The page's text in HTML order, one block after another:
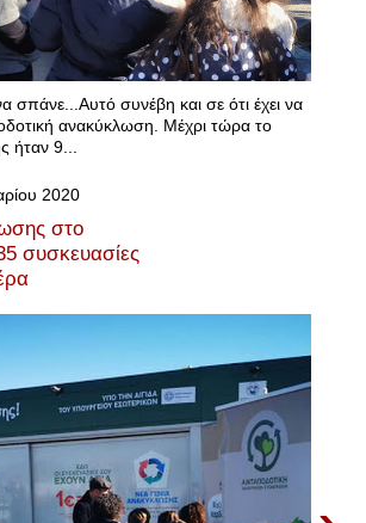
σπάνε...Αυτό συνέβη και σε ότι έχει να
ανακύκλωση. Μέχρι τώρα το
ήταν 9...
2020
στο
συσκευασίες